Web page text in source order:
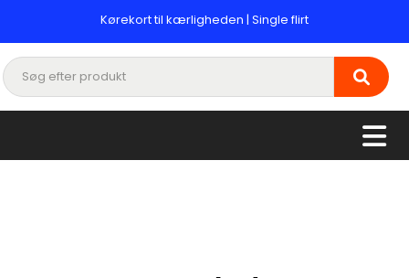
Kørekort til kærligheden | Single flirt